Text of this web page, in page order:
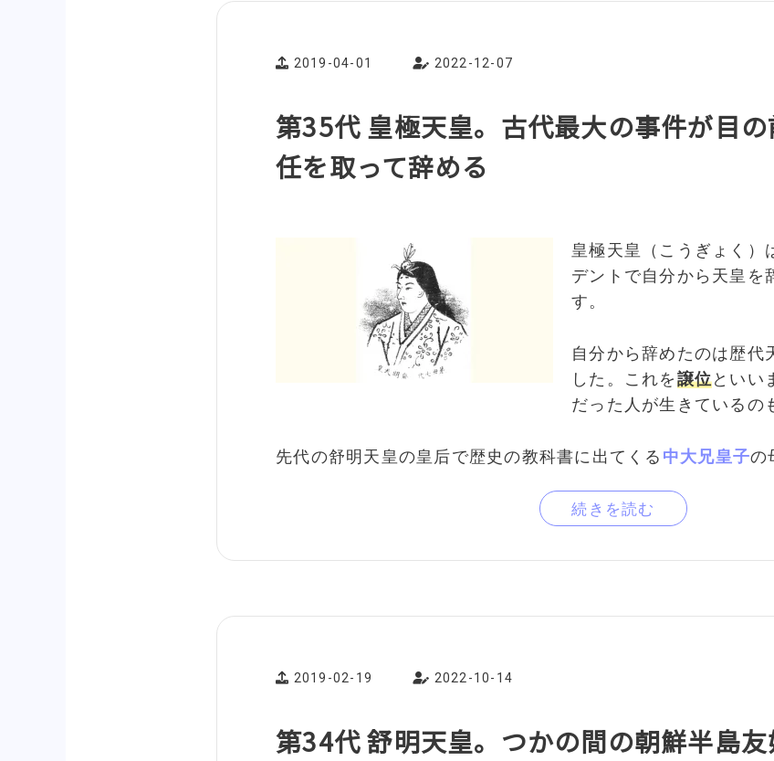
2019-04-01 2022-12-07
第35代 皇極天皇。古代最大の事件が目
任を取って辞める
皇極天皇（こうぎょく）
デントで自分から天皇を
す。
自分から辞めたのは歴代
した。これを譲位といい
だった人が生きているの
先代の舒明天皇の皇后で歴史の教科書に出てくる 中大兄皇子の
続きを読む
2019-02-19 2022-10-14
第34代 舒明天皇。つかの間の朝鮮半島